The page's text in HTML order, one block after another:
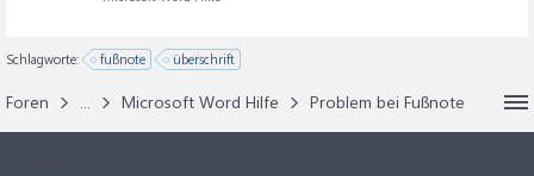
Schlagworte: fußnote überschrift
Foren Microsoft Word Hilfe Problem bei Fußnote